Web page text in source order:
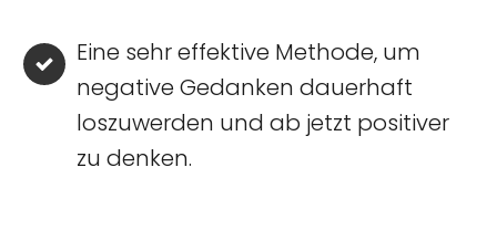
Eine sehr effektive Methode, um
negative Gedanken dauerhaft
loszuwerden und ab jetzt positiver
zu denken.